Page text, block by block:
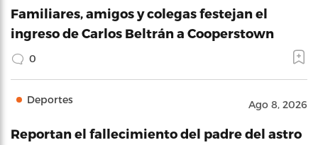
Familiares, amigos y colegas festejan el
ingreso de Carlos Beltrán a Cooperstown
0
Deportes Ago 8, 2026
Reportan el fallecimiento del padre del astro